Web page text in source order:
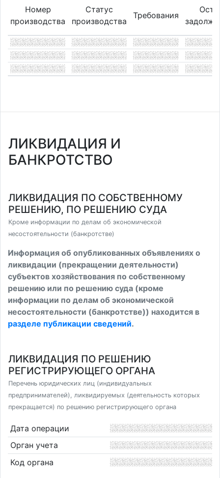
Номер
производства
Статус
производства
Требования
ЛИКВИДАЦИЯ И
БАНКРОТСТВО
ЛИКВИДАЦИЯ ПО СОБСТВЕННОМУ
РЕШЕНИЮ, ПО РЕШЕНИЮ СУДА
Кроме информации по делам об экономической
несостоятельности (банкротстве)
Информация об опубликованных объявлениях о
ликвидации (прекращении деятельности)
субъектов хозяйствования по собственному
решению или по решению суда (кроме
информации по делам об экономической
несостоятельности (банкротстве)) находится в
разделе публикации сведений.
ЛИКВИДАЦИЯ ПО РЕШЕНИЮ
РЕГИСТРИРУЮЩЕГО ОРГАНА
Перечень юридических лиц (индивидуальных
предпринимателей), ликвидируемых (деятельность которых
прекращается) по решению регистрирующего органа
Дата операции
Орган учета
Код органа